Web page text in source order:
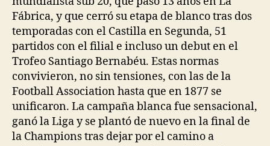
Fábrica, y que cerró su etapa de blanco tras dos
temporadas con el Castilla en Segunda, 51
partidos con el filial e incluso un debut en el
Trofeo Santiago Bernabéu. Estas normas
convivieron, no sin tensiones, con las de la
Football Association hasta que en 1877 se
unificaron. La campaña blanca fue sensacional,
ganó la Liga y se plantó de nuevo en la final de
la Champions tras dejar por el camino a